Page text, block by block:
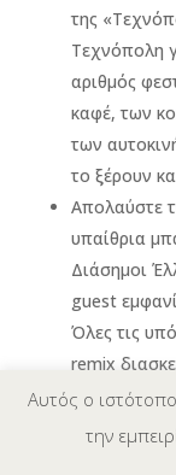
της
Τεχνόπολη
αριθμός
καφέ, των
των
το ξέρουν
Απολαύστε
υπαίθρια
Διάσημοι
guest
Όλες τις
remix
αρκετά
ανθρώπους
τρόπους
Αυτός ο
την